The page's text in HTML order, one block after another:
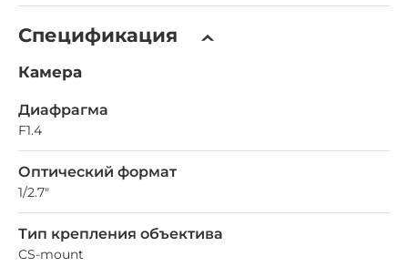
Спецификация
Камера
Диафрагма
F1.4
Оптический формат
1/2.7"
Тип крепления объектива
CS-mount